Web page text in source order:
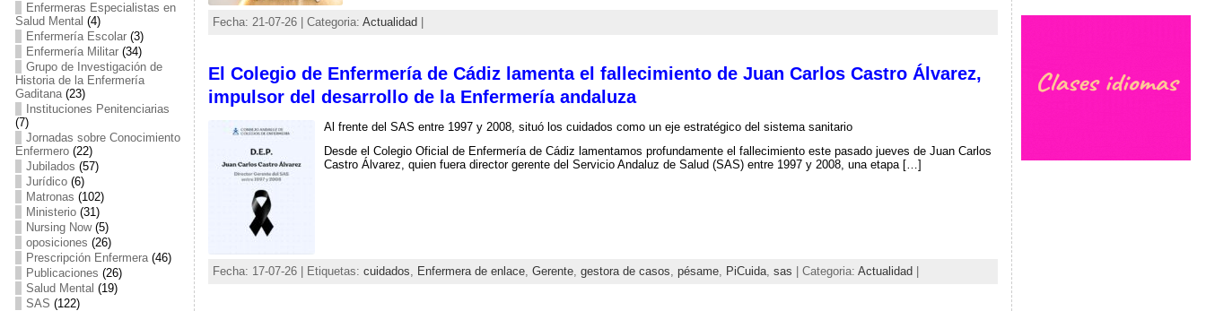
Enfermeras Especialistas en
Salud Mental (4)
Enfermería Escolar(3)
Enfermería Militar(34)
Grupo de Investigación de
Historia de la Enfermería
Gaditana(23)
Instituciones Penitenciarias
(7)
Jornadas sobre Conocimiento
Enfermero(22)
Jubilados (57)
Jurídico(6)
Matronas (102)
Ministerio(31)
Nursing Now(5)
oposiciones (26)
Prescripción Enfermera(46)
Publicaciones (26)
Salud Mental (19)
SAS (122)
Fecha: 21-07-26 | Categoria: Actualidad
El Colegio de Enfermería de Cádiz lamenta el fallecimiento de Juan Carlos Castro Álvarez,
impulsor del desarrollo de la Enfermería andaluza
Al frente del SAS entre 1997 y 2008, situó los cuidados como un eje estratégico del sistema sanitario
Desde el Colegio Oficial de Enfermería de Cádiz lamentamos profundamente el fallecimiento este pasado jueves de Juan Carlos
Castro Álvarez, quien fuera director gerente del Servicio Andaluz de Salud (SAS) entre 1997 y 2008, una etapa […]
Fecha: 17-07-26 | Etiquetas: cuidados Enfermera de enlace, Gerente, gestora de casos pésame, PiCuida, sas | Categoria: Actualidad|